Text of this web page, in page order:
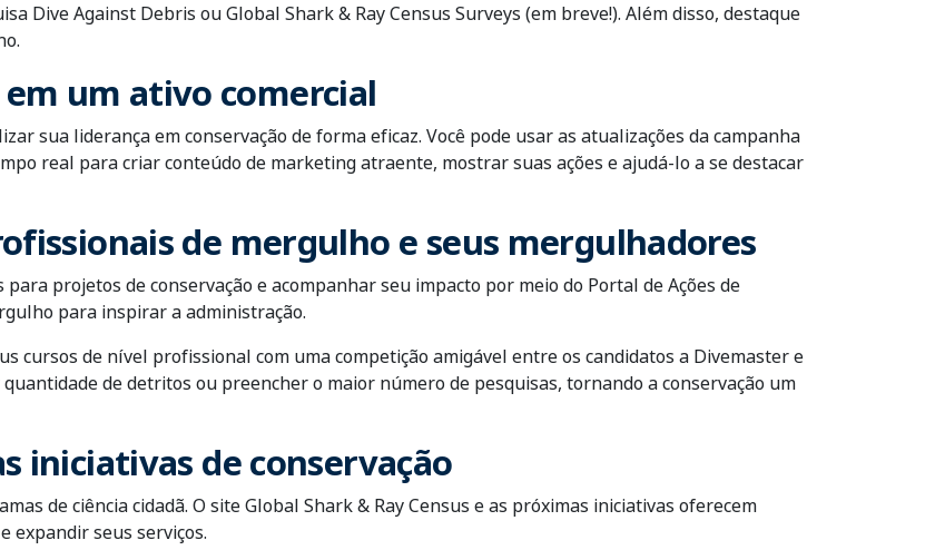
Dive Against Debris ou Global Shark & Ray Census Surveys (em breve!). Além disso, destaque
um ativo comercial
sua liderança em conservação de forma eficaz. Você pode usar as atualizações da campanha
real para criar conteúdo de marketing atraente, mostrar suas ações e ajudá-lo a se destacar
de mergulho e seus mergulhadores
projetos de conservação e acompanhar seu impacto por meio do Portal de Ações de
para inspirar a administração.
cursos de nível profissional com uma competição amigável entre os candidatos a Divemaster e
de detritos ou preencher o maior número de pesquisas, tornando a conservação um
iniciativas de conservação
de ciência cidadã. O site Global Shark & Ray Census e as próximas iniciativas oferecem
expandir seus serviços.